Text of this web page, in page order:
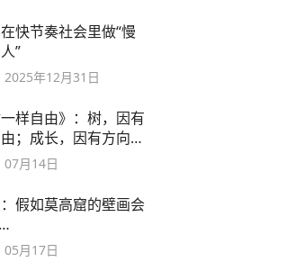
快节奏社会里做“慢
”
2025年12月31日
一样自由》：树，因有
；成长，因有方向而
07月14日
假如莫高窟的壁画会
05月17日